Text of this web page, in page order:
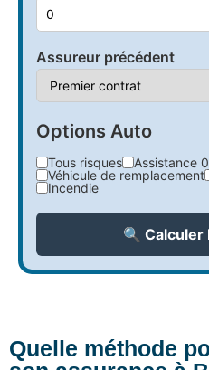
Assureur précédent
Options Auto
Tous risques
Assistance
Véhicule de remplacement
Incendie
🔍 Calculer
Quelle méthode